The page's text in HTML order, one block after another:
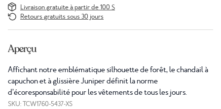
Livraison gratuite à partir de 100 $
Retours gratuits sous 30 jours
Aperçu
Affichant notre emblématique silhouette de forêt, le chandail à
capuchon et à glissière Juniper définit la norme
d’écoresponsabilité pour les vêtements de tous les jours.
SKU: TCW1760-5437-XS